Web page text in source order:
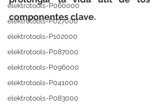
elektrotools-P060000
elektrotools-P027000
elektrotools-P102000
elektrotools-P087000
elektrotools-P096000
elektrotools-P041000
elektrotools-P083000
componentes clave.